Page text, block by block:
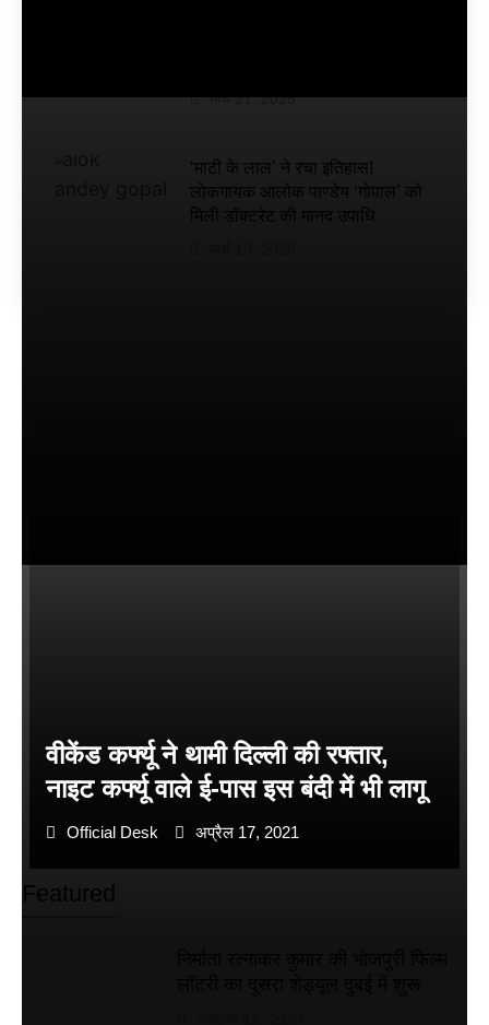
मार्च 21, 2025
‘माटी के लाल’ ने रचा इतिहास!
लोकगायक आलोक पाण्डेय ‘गोपाल’ को
मिली डॉक्टरेट की मानद उपाधि
Featured
वीकेंड कर्फ्यू ने थामी दिल्ली की रफ्तार,
नाइट कर्फ्यू वाले ई-पास इस बंदी में भी लागू
Official Desk अप्रैल 17, 2021